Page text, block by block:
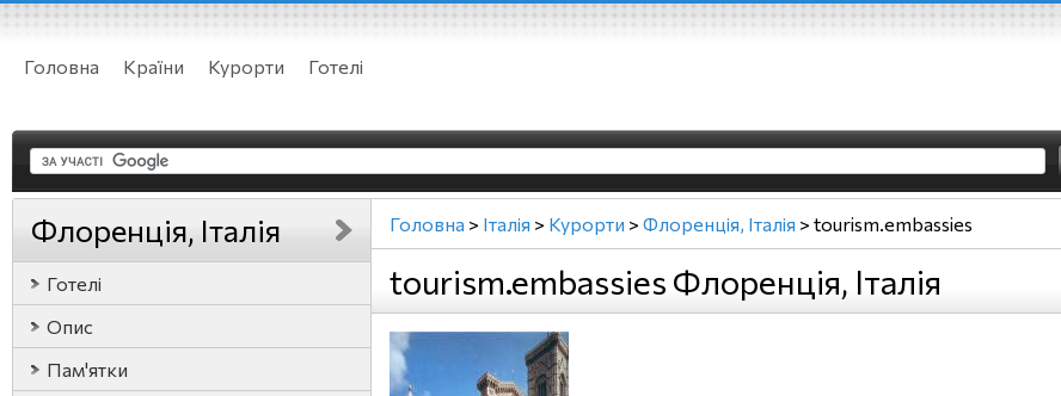
Головна Країни Курорти Готелі
Флоренція, Італія
Готелі
Опис
Пам'ятки
Головна > Італія > Курорти > Флоренція, Італія > tourism.embassies
tourism.embassies Флоренція, Італія